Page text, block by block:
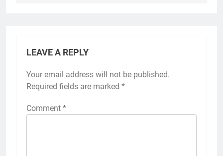
LEAVE A REPLY
Your email address will not be published.
Required fields are marked *
Comment *